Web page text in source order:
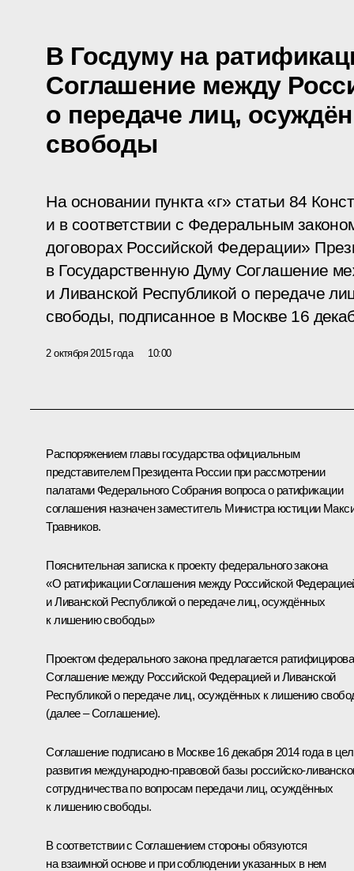
В Госдуму на
Соглашение между
о передаче лиц,
свободы
На основании пункта «г» статьи 84
и в соответствии с Федеральным
договорах Российской Федерации»
в Государственную Думу Соглашение
и Ливанской Республикой о передаче
свободы, подписанное в Москве 16
2 октября 2015 года 10:00
Распоряжением главы государства официальным
представителем Президента России при рассмотрении
палатами Федерального Собрания вопроса о ратификации
соглашения назначен заместитель Министра юстиции
Травников.
Пояснительная записка к проекту федерального закона
«О ратификации Соглашения между Российской
и Ливанской Республикой о передаче лиц, осуждённых
к лишению свободы»
Проектом федерального закона предлагается
Соглашение между Российской Федерацией и Ливанской
Республикой о передаче лиц, осуждённых к лишению
(далее – Соглашение).
Соглашение подписано в Москве 16 декабря 2014 года в
развития международно-правовой базы российско-
сотрудничества по вопросам передачи лиц, осуждённых
к лишению свободы.
В соответствии с Соглашением стороны обязуются
на взаимной основе и при соблюдении указанных в нем